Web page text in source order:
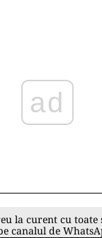
la curent cu toate
canalul de